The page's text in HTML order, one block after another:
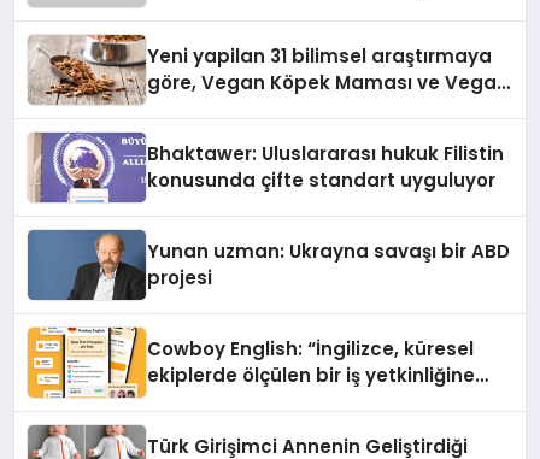
Yeni yapilan 31 bilimsel araştırmaya
göre, Vegan Köpek Maması ve Vegan
Bhaktawer: Uluslararası hukuk Filistin
konusunda çifte standart uyguluyor
Yunan uzman: Ukrayna savaşı bir ABD
projesi
Cowboy English: “İngilizce, küresel
ekiplerde ölçülen bir iş yetkinliğine
Türk Girişimci Annenin Geliştirdiği